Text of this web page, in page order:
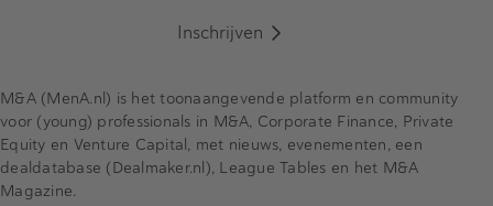
Inschrijven
M&A (MenA.nl) is het toonaangevende platform en community
voor (young) professionals in M&A, Corporate Finance, Private
Equity en Venture Capital, met nieuws, evenementen, een
dealdatabase (Dealmaker.nl), League Tables en het M&A
Magazine.